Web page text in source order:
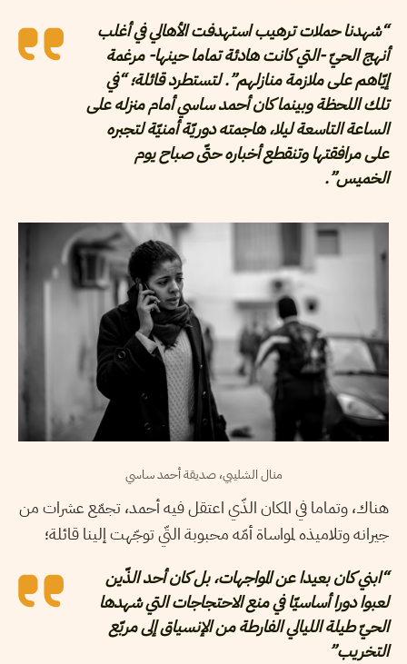
“شهدنا حملات ترهيب استهدفت الأهالي في أغلب
أنهج الحيّ -التي كانت هادئة تماما حينها- مرغمة
إيّاهم على ملازمة منازلهم”. لتستطرد قائلة؛ “في
تلك اللحظة وبينما كان أحمد ساسي أمام منزله على
الساعة التاسعة ليلا، هاجمته دوريّة أمنيّة لتجبره
على مرافقتها وتنقطع أخباره حتّى صباح يوم
الخميس”.
منال الشليبي، صديقة أحمد ساسي
هناك، وتماما في المكان الذّي اعتقل فيه أحمد، تجمّع عشرات من
جيرانه وتلاميذه لمواساة أمّه محبوبة التّي توجّهت إلينا قائلة؛
“ابني كان بعيدا عن المواجهات، بل كان أحد الذّين
لعبوا دورا أساسيّا في منع الاحتجاجات التي شهدها
الحيّ طيلة الليالي الفارطة من الإنسياق إلى مربّع
التخريب”